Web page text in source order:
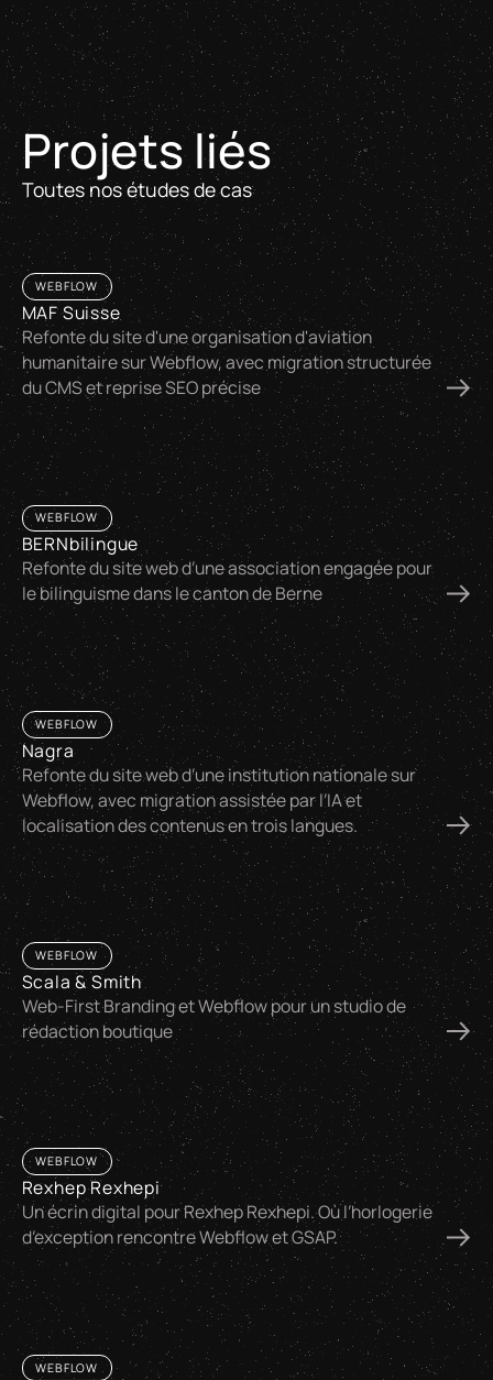
Projets liés
Toutes nos études de cas
WEBFLOW
MAF Suisse
Refonte du site d'une organisation d'aviation
humanitaire sur Webflow, avec migration structurée
du CMS et reprise SEO précise
WEBFLOW
BERNbilingue
Refonte du site web d’une association engagée pour
le bilinguisme dans le canton de Berne
WEBFLOW
Nagra
Refonte du site web d’une institution nationale sur
Webflow, avec migration assistée par l’IA et
localisation des contenus en trois langues.
WEBFLOW
Scala & Smith
Web-First Branding et Webflow pour un studio de
rédaction boutique
WEBFLOW
Rexhep Rexhepi
Un écrin digital pour Rexhep Rexhepi. Où l’horlogerie
d’exception rencontre Webflow et GSAP.
WEBFLOW